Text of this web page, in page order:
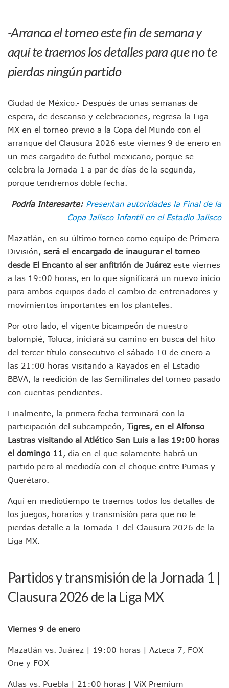
Pancho López; En La Mira Del Comité Nacional Del PAN
Muere Manolo Solo, Actor De “El Laberinto Del Fauno”, A
Citan A Siete Integrantes De La Semar Por Investigación
IMSS Invierte 12.6 MDP En Remodelar Urgencias Del
Puerto Vallarta Fortalece Su Promoción En California Con
Este Viernes, Lemus Inaugurará El Sistema De
Nidos De Lluvia Busca Beneficiar A 100 Familias De
Morena Cierra Filas Por La Defensa Del Agua De Calidad
Hallazgo De Yareli Colmenares Tovar Eleva A 4 Cuerpos
Regresa A Puerto Vallarta La Premiación Nacional De La
Ra Aguilar Acompaña A Cientos De Familias En Las
“Kato” Supera El Abandono Y Comienza Una Nueva Vida
Poderoso Terremoto Destruye Edificios Y Puentes En
Munguía Es El Sexto Mejor Alcalde De Jalisco, Según
Colectivos Piden A Lemus Más Ministerios Públicos Para
Avenida Federación En Puerto Vallarta Registra 80% De
Caída De “El Mencho” Elevó Percepción De Inseguridad
Mercado Vallarta Incluye Reúne A Emprendedores Locales
Morenistas Imparten Taller En Puerto Vallarta
Ayutla Bajo Investigación Tras Reporte De Posible
Maleza Crece En Camellones De La Principal Avenida
Entregan Aparato Auditivo A Don Juan Ramírez En Puerto
Juan Carlos Castro Realiza Asamblea Informativa En La
Huracán En Formación Podría Generar Oleaje Elevado En
Buscan Reducir Riesgos Por Cocodrilos En Playas De
Plantean “Ley Don Juanito” Al Diputado Federal Bruno
Vecinos De La Playita Reciben A Juan Carlos Castro
Asesinan En Oaxaca Al Periodista Francisco Alejandro
Detienen A Cuatro Hombres Armados En Bucerías;
Yussara Canales Pide Transparencia Sobre Nuevo
Bruno Blancas Convoca A Mesa De Análisis Para La
CUCosta E IMSS Nayarit Avanzan En Acuerdos Para
Videos De Presunto Convoy Armado Desatan Operativo
“El Mayo” Zambada Es Condenado A Morir En Prisión En
Orgullo Vallartense: Zhoemí Luévanos Competirá En El
Brigada Forense Brindará Atención A Familias De
Vecinos De Vallarta 500 Exponen Queja De Vialidades A
Joven Esgrimista De Puerto Vallarta Asegura Lugar En El
Coordinan Operativo Para Las Tradicionales Paseadas
Descartan Riesgo De Tsunami Para Puerto Vallarta Tras
-Arranca el torneo este fin de semana y
aquí te traemos los detalles para que no te
pierdas ningún partido
Ciudad de México.- Después de unas semanas de
espera, de descanso y celebraciones, regresa la Liga
MX en el torneo previo a la Copa del Mundo con el
arranque del Clausura 2026 este viernes 9 de enero en
un mes cargadito de futbol mexicano, porque se
celebra la Jornada 1 a par de días de la segunda,
porque tendremos doble fecha.
Podría Interesarte: Presentan autoridades la Final de la
Copa Jalisco Infantil en el Estadio Jalisco
Mazatlán, en su último torneo como equipo de Primera
División, será el encargado de inaugurar el torneo
desde El Encanto al ser anfitrión de Juárez este viernes
a las 19:00 horas, en lo que significará un nuevo inicio
para ambos equipos dado el cambio de entrenadores y
movimientos importantes en los planteles.
Por otro lado, el vigente bicampeón de nuestro
balompié, Toluca, iniciará su camino en busca del hito
del tercer título consecutivo el sábado 10 de enero a
las 21:00 horas visitando a Rayados en el Estadio
BBVA, la reedición de las Semifinales del torneo pasado
con cuentas pendientes.
Finalmente, la primera fecha terminará con la
participación del subcampeón, Tigres, en el Alfonso
Lastras visitando al Atlético San Luis a las 19:00 horas
el domingo 11, día en el que solamente habrá un
partido pero al mediodía con el choque entre Pumas y
Querétaro.
Aquí en mediotiempo te traemos todos los detalles de
los juegos, horarios y transmisión para que no le
pierdas detalle a la Jornada 1 del Clausura 2026 de la
Liga MX.
Partidos y transmisión de la Jornada 1 |
Clausura 2026 de la Liga MX
Viernes 9 de enero
Mazatlán vs. Juárez | 19:00 horas | Azteca 7, FOX
One y FOX
Atlas vs. Puebla | 21:00 horas | ViX Premium